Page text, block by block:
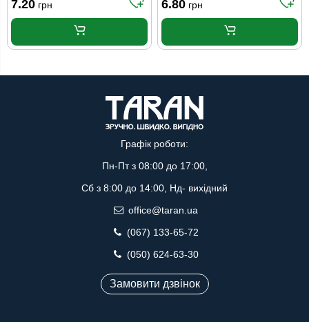
7.20 грн 6.80 грн
Графік роботи:
Пн-Пт з 08:00 до 17:00,
Сб з 8:00 до 14:00, Нд- вихідний
office@taran.ua
(067) 133-65-72
(050) 624-63-30
Замовити дзвінок